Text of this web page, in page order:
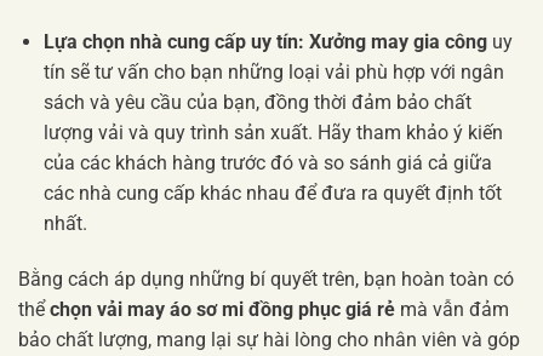
Lựa chọn nhà cung cấp uy tín: Xưởng may gia cônguy
tín sẽ tư vấn cho bạn những loại vải phù hợp với ngân
sách và yêu cầu của bạn, đồng thời đảm bảo chất
lượng vải và quy trình sản xuất. Hãy tham khảo ý kiến
của các khách hàng trước đó và so sánh giá cả giữa
các nhà cung cấp khác nhau để đưa ra quyết định tốt
nhất.
Bằng cách áp dụng những bí quyết trên, bạn hoàn toàn có
thểchọn vải may áo sơ mi đồng phục giá rẻ mà vẫn đảm
bảo chất lượng, mang lại sự hài lòng cho nhân viên và góp